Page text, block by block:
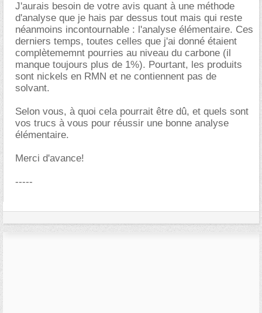
J'aurais besoin de votre avis quant à une méthode
d'analyse que je hais par dessus tout mais qui reste
néanmoins incontournable : l'analyse élémentaire. Ces
derniers temps, toutes celles que j'ai donné étaient
complètememnt pourries au niveau du carbone (il
manque toujours plus de 1%). Pourtant, les produits
sont nickels en RMN et ne contiennent pas de
solvant.
Selon vous, à quoi cela pourrait être dû, et quels sont
vos trucs à vous pour réussir une bonne analyse
élémentaire.
Merci d'avance!
-----